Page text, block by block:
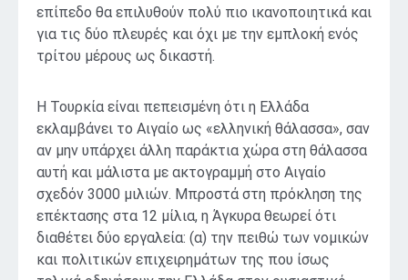
επίπεδο θα επιλυθούν πολύ πιο ικανοποιητικά και
για τις δύο πλευρές και όχι με την εμπλοκή ενός
τρίτου μέρους ως δικαστή.
Η Τουρκία είναι πεπεισμένη ότι η Ελλάδα
εκλαμβάνει το Αιγαίο ως «ελληνική θάλασσα», σαν
αν μην υπάρχει άλλη παράκτια χώρα στη θάλασσα
αυτή και μάλιστα με ακτογραμμή στο Αιγαίο
σχεδόν 3000 μιλιών. Μπροστά στη πρόκληση της
επέκτασης στα 12 μίλια, η Άγκυρα θεωρεί ότι
διαθέτει δύο εργαλεία: (α) την πειθώ των νομικών
και πολιτικών επιχειρημάτων της που ίσως